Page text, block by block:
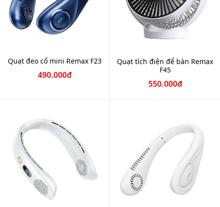
Quạt đeo cổ mini Remax F23
490.000đ
Quạt tích điện để bàn Remax
F45
550.000đ